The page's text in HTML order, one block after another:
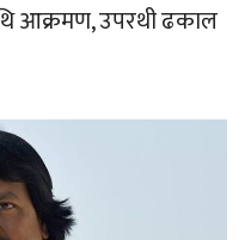
आक्रमण, उपरथी ढकाल